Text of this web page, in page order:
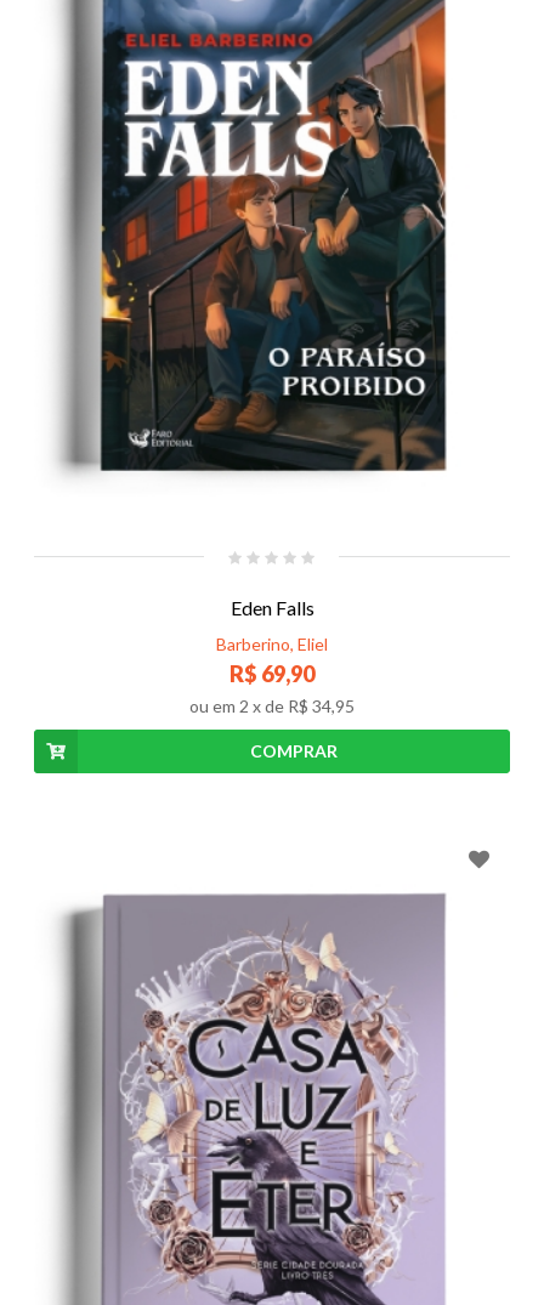
Eden Falls
Barberino, Eliel
R$ 69,90
ou em 2 x de R$ 34,95
COMPRAR